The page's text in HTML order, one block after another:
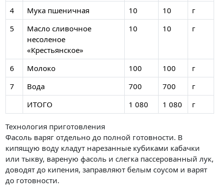
4 Мука пшеничная 10 10
г
5
Масло сливочное
несоленое
«Крестьянское»
10 10 г
6 Молоко 100 100
г
7
Вода 700 700
г
ИТОГО
1 080 1 080 г
Технология приготовления
Фасоль варяг отдельно до полной готовности. В
кипящую воду кладут нарезанные кубиками кабачки
или тыкву, вареную фасоль и слегка пассерованный лук,
доводят до кипения, заправляют белым соусом и варят
до готовности.